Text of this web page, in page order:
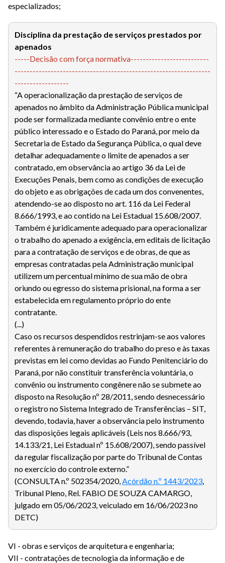
especializados;
Disciplina da prestação de serviços prestados por
apenados
-----Decisão com força normativa--------------------------
-----------------------------------------------------------------
------------------
“A operacionalização da prestação de serviços de
apenados no âmbito da Administração Pública municipal
pode ser formalizada mediante convênio entre o ente
público interessado e o Estado do Paraná, por meio da
Secretaria de Estado da Segurança Pública, o qual deve
detalhar adequadamente o limite de apenados a ser
contratado, em observância ao artigo 36 da Lei de
Execuções Penais, bem como as condições de execução
do objeto e as obrigações de cada um dos convenentes,
atendendo-se ao disposto no art. 116 da Lei Federal
8.666/1993, e ao contido na Lei Estadual 15.608/2007.
Também é juridicamente adequado para operacionalizar
o trabalho do apenado a exigência, em editais de licitação
para a contratação de serviços e de obras, de que as
empresas contratadas pela Administração municipal
utilizem um percentual mínimo de sua mão de obra
oriundo ou egresso do sistema prisional, na forma a ser
estabelecida em regulamento próprio do ente
contratante.
(...)
Caso os recursos despendidos restrinjam-se aos valores
referentes à remuneração do trabalho do preso e às taxas
previstas em lei como devidas ao Fundo Penitenciário do
Paraná, por não constituir transferência voluntária, o
convênio ou instrumento congênere não se submete ao
disposto na Resolução nº 28/2011, sendo desnecessário
o registro no Sistema Integrado de Transferências – SIT,
devendo, todavia, haver a observância pelo instrumento
das disposições legais aplicáveis (Leis nos 8.666/93,
14.133/21, Lei Estadual nº 15.608/2007), sendo passível
da regular fiscalização por parte do Tribunal de Contas
no exercício do controle externo.”
(CONSULTA n.º 502354/2020,Acórdão n.º 1443/2023,
Tribunal Pleno, Rel. FABIO DE SOUZA CAMARGO,
julgado em 05/06/2023, veiculado em 16/06/2023 no
DETC)
VI - obras e serviços de arquitetura e engenharia;
VII - contratações de tecnologia da informação e de